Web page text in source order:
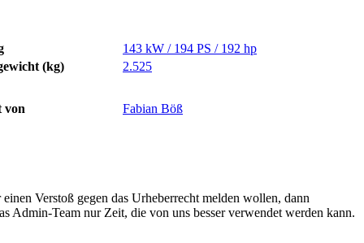
143 kW / 194 PS / 192 hp
(kg)
2.525
von Fabian Böß
Verstoß gegen das Urheberrecht melden wollen, dann
Admin-Team nur Zeit, die von uns besser verwendet werden kann.